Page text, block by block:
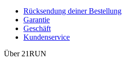
Rücksendung deiner Bestellung
Garantie
Geschäft
Kundenservice
Über 21RUN